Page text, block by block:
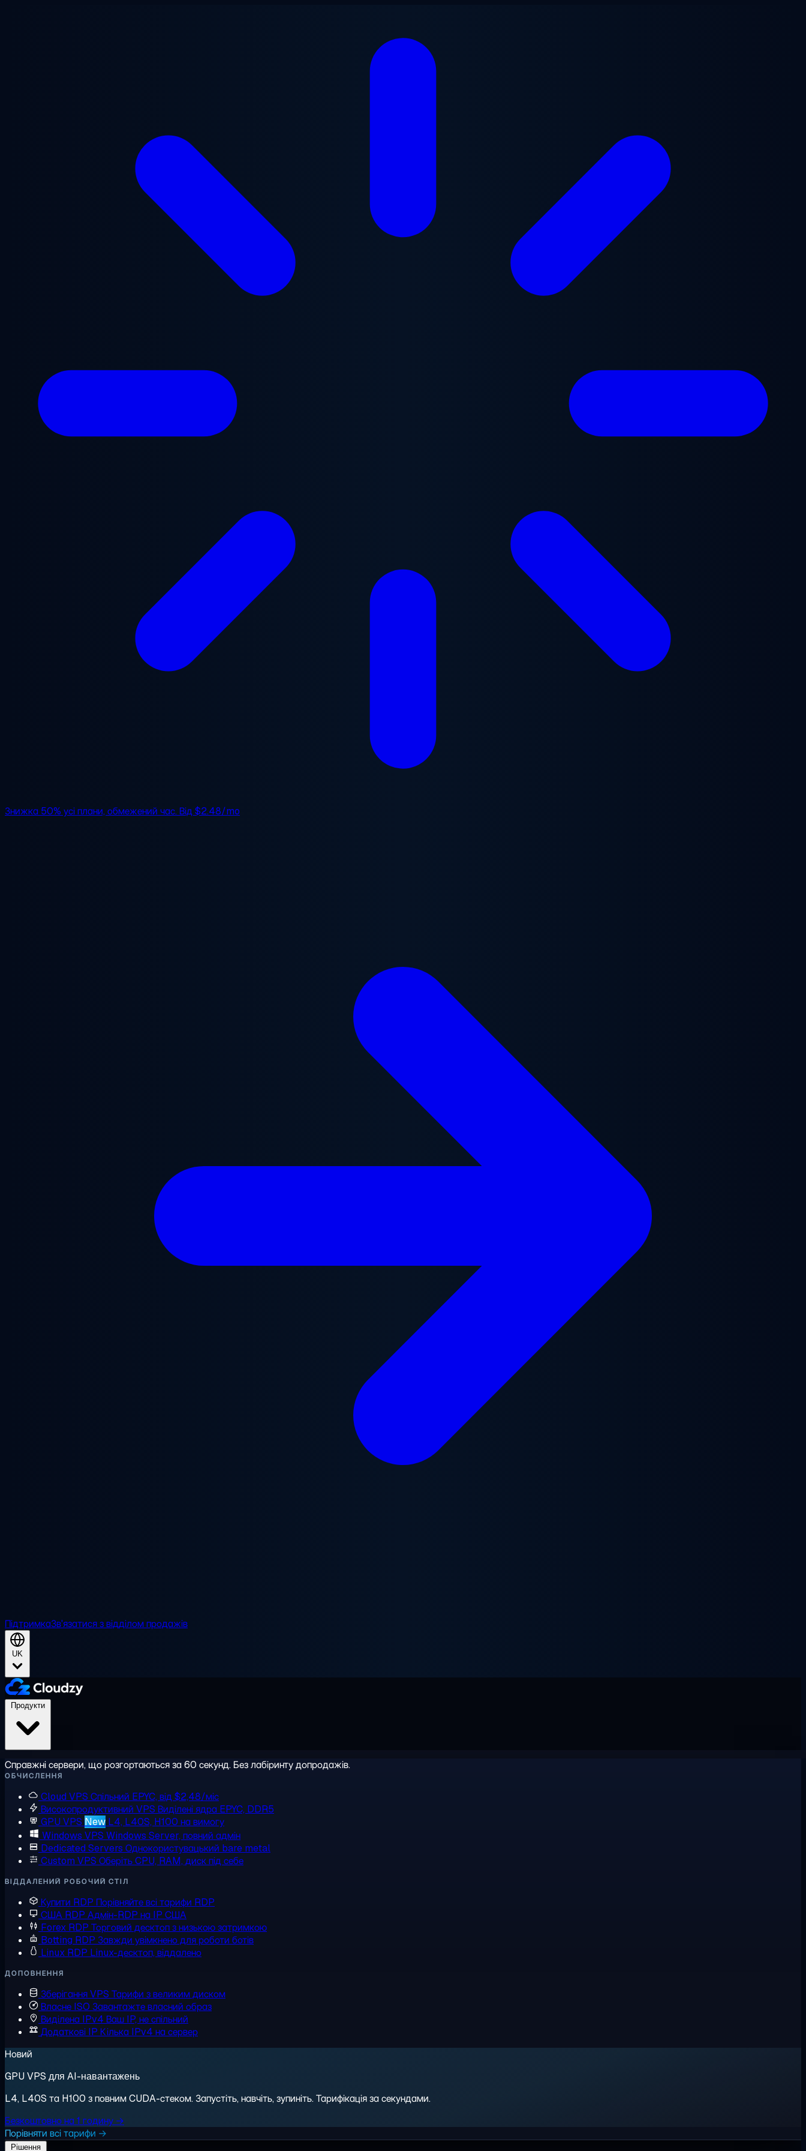
Знижка 50% усі плани, обмежений час. Від$2.48/mo
ПідтримкаЗв'язатися з відділом продажів
UK
Справжні сервери, що розгортаються за 60 секунд. Без лабіринту допродажів.
ОБЧИСЛЕННЯ
Cloud VPS Спільний EPYC, від $2,48/міс
Високопродуктивний VPS Виділені ядра EPYC, DDR5
GPU VPS New L4, L40S, H100 на вимогу
Windows VPS Windows Server, повний адмін
Dedicated Servers Однокористувацький bare metal
Custom VPS Оберіть CPU, RAM, диск під себе
ВІДДАЛЕНИЙ РОБОЧИЙ СТІЛ
Купити RDP Порівняйте всі тарифи RDP
США RDP Адмін-RDP на IP США
Forex RDP Торговий десктоп з низькою затримкою
Botting RDP Завжди увімкнено для роботи ботів
Linux RDP Linux-десктоп, віддалено
ДОПОВНЕННЯ
Зберігання VPS Тарифи з великим диском
Власне ISO Завантажте власний образ
Виділена IPv4 Ваш IP, не спільний
Додаткові IP Кілька IPv4 на сервер
Новий
GPU VPS для AI-навантажень
L4, L40S та H100 з повним CUDA-стеком. Запустіть, навчіть, зупиніть. Тарифікація за секундами.
Безкоштовно на 1 годину →
Порівняти всі тарифи →